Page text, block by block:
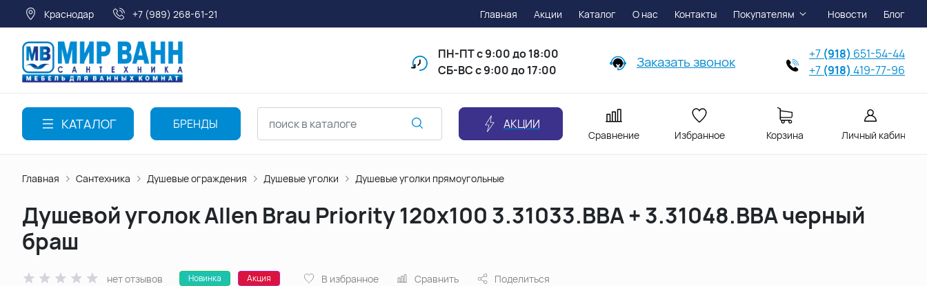
Краснодар +7 (989) 268-61-21 Главная Акции Каталог О нас Контакты Покупателям Новости Блог
ПН-ПТс 9:00 до 18:00
СБ-ВС с 9:00 до 17:00
Заказать звонок +7 (918) 651-54-44
+7 (918) 419-77-96
КАТАЛОГ БРЕНДЫ АКЦИИ
Сравнение Избранное Корзина Личный кабинет
Главная Сантехника Душевые ограждения Душевые уголки Душевые уголки прямоугольные
Душевой уголок Allen Brau Priority 120x100 3.31033.BBA + 3.31048.BBA черный
браш
нет отзывов Новинка Акция В избранное Сравнить Поделиться